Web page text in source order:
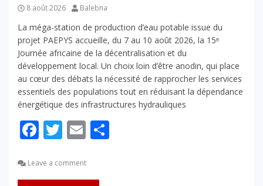
8 août 2026 Balebna
La méga-station de production d’eau potable issue du
projet PAEPYS accueille, du 7 au 10 août 2026, la 15ᵉ
Journée africaine de la décentralisation et du
développement local. Un choix loin d’être anodin, qui place
au cœur des débats la nécessité de rapprocher les services
essentiels des populations tout en réduisant la dépendance
énergétique des infrastructures hydrauliques
Facebook
Twitter
Email
Leave a comment